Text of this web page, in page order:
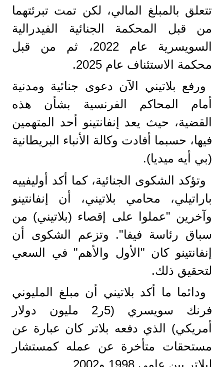
تتعلق بالمبلغ المالي، لكن تمت تبرئتهما
من قبل المحكمة الجنائية الفيدرالية
السويسرية عام 2022، ثم من قبل
محكمة الاستئناف عام 2025.
ورفع بلاتيني الآن دعوى جنائية ومدنية
أمام المحاكم الفرنسية بشأن هذه
القضية، حيث يعد إنفانتينو أحد المتهمين
فيها، حسبما أفادت وكالة الأنباء البريطانية
(بي أيه ميديا).
وتؤكد الشكوى الجنائية، كما أكد أوليفييه
باراتيلي، محامي بلاتيني، أن إنفانتينو
وآخرين "عملوا على إقصاء (بلاتيني) من
سباق رئاسة فيفا". وتزعم الشكوى أن
إنفانتينو كان "الأول والأهم" في السعي
لتحقيق ذلك.
ودائما ما أكد بلاتيني أن مبلغ المليوني
فرنك سويسري (5ر2 مليون دولار
أمريكي) الذي دفعه بلاتر كان عبارة عن
مستحقات متأخرة عن عمله كمستشار
لبلاتر بين عامي 1998 و2002.